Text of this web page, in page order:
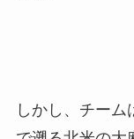
しかし、チーム